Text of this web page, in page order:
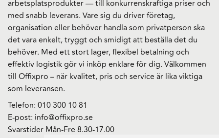
arbetsplatsprodukter — till konkurrenskraftiga priser och
med snabb leverans. Vare sig du driver företag,
organisation eller behöver handla som privatperson ska
det vara enkelt, tryggt och smidigt att beställa det du
behöver. Med ett stort lager, flexibel betalning och
effektiv logistik gör vi inköp enklare för dig. Välkommen
till Offixpro – när kvalitet, pris och service är lika viktiga
som leveransen.
Telefon: 010 300 10 81
E-post: info@offixpro.se
Svarstider Mån-Fre 8.30-17.00